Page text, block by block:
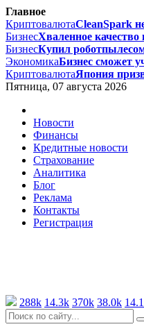
Главное
КриптовалютаCleanSpark
БизнесХваленное
БизнесКупил
ЭкономикаБизнес сможет
КриптовалютаЯпония
Пятница, 07 августа 2026
Новости
Финансы
Кредитные новости
Страхование
Аналитика
Блог
Реклама
Контакты
Регистрация
288k 14.3k 370k 38.0k